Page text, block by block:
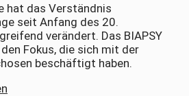
hat das Verständnis
seit Anfang des 20.
verändert. Das BIAPSY
Fokus, die sich mit der
beschäftigt haben.